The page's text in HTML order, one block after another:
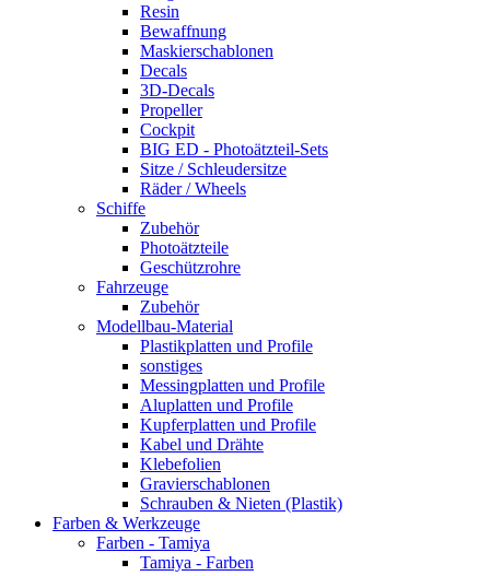
Resin
Bewaffnung
Maskierschablonen
Decals
3D-Decals
Propeller
Cockpit
BIG ED - Photoätzteil-Sets
Sitze / Schleudersitze
Räder / Wheels
Schiffe
Zubehör
Photoätzteile
Geschützrohre
Fahrzeuge
Zubehör
Modellbau-Material
Plastikplatten und Profile
sonstiges
Messingplatten und Profile
Aluplatten und Profile
Kupferplatten und Profile
Kabel und Drähte
Klebefolien
Gravierschablonen
Schrauben & Nieten (Plastik)
Farben & Werkzeuge
Farben - Tamiya
Tamiya - Farben